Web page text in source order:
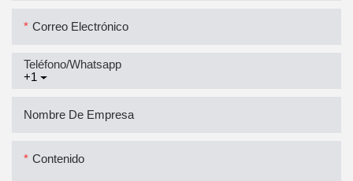
Correo Electrónico
+1
Teléfono/whatsapp
Nombre De Empresa
Contenido